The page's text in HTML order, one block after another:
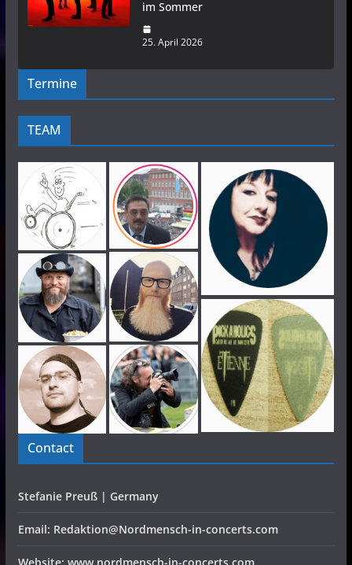
im Sommer
25. April 2026
Termine
TEAM
Contact
Stefanie Preuß | Germany
Email: Redaktion@Nordmensch-in-concerts.com